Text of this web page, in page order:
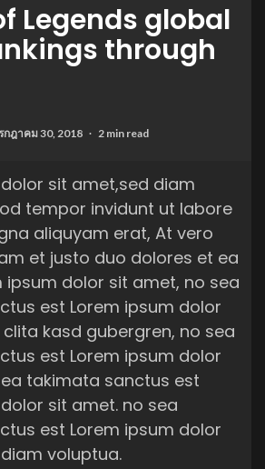
Legends global
through
กฎาคม 30, 2018 2 min read
sit amet,sed diam
tempor invidunt ut labore
aliquyam erat, At vero
et justo duo dolores et ea
ipsum dolor sit amet, no sea
est Lorem ipsum dolor
kasd gubergren, no sea
est Lorem ipsum dolor
takimata sanctus est
sit amet. no sea
est Lorem ipsum dolor
voluptua.